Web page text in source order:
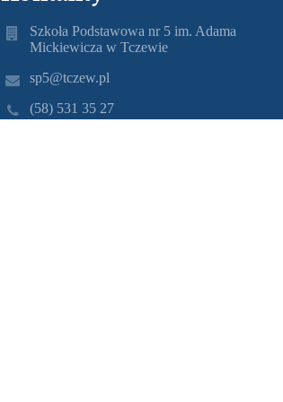
Szkoła Podstawowa nr 5 im. Adama
Mickiewicza w Tczewie
sp5@tczew.pl
(58) 531 35 27